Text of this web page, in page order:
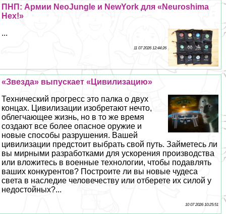
ПНП: Армии NeoJungle и NewYork для «Neuroshima
Hex!»
...
11 07 2026 12:44:26
«Звезда» выпускает «Цивилизацию»
Технический прогресс это палка о двух
концах. Цивилизации изобретают нечто,
облегчающее жизнь, но в то же время
создают все более опасное оружие и
новые способы разрушения. Вашей
цивилизации предстоит выбрать свой путь. Займетесь ли
вы мирными разработками для ускорения производства
или вложитесь в военные технологии, чтобы подавлять
ваших конкурентов? Построите ли вы новые чудеса
света в наследие человечеству или отберете их силой у
недостойных?...
10 07 2026 10:25:51